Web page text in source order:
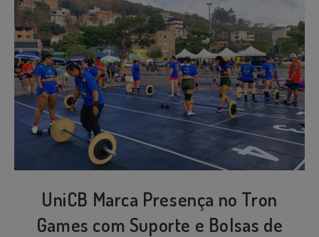
UniCB Marca Presença no Tron
Games com Suporte e Bolsas de